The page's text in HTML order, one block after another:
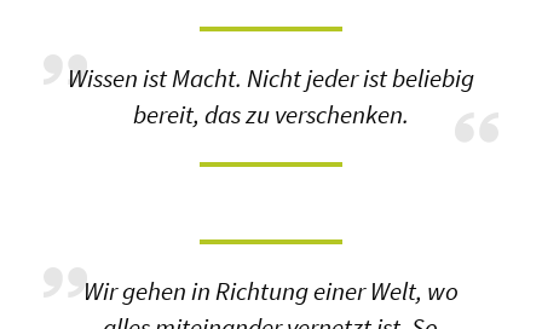
Wissen ist Macht. Nicht jeder ist beliebig
bereit, das zu verschenken.
Wir gehen in Richtung einer Welt, wo